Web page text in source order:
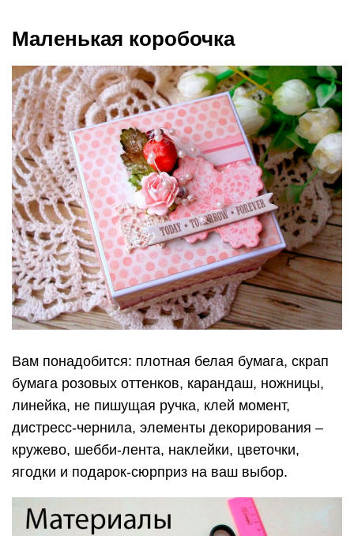
Маленькая коробочка
Вам понадобится: плотная белая бумага, скрап
бумага розовых оттенков, карандаш, ножницы,
линейка, не пишущая ручка, клей момент,
дистресс-чернила, элементы декорирования –
кружево, шебби-лента, наклейки, цветочки,
ягодки и подарок-сюрприз на ваш выбор.